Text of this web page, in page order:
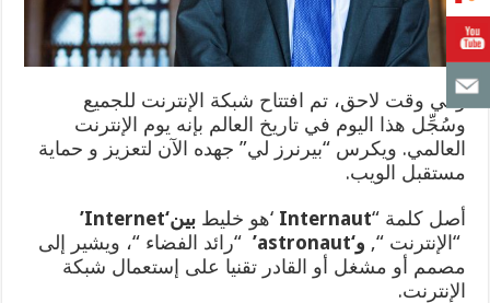
وفي وقت لاحق، تم افتتاح شبكة الإنترنت للجميع
وسُجِّل هذا اليوم في تاريخ العالم بإنه يوم الإنترنت
العالمي. ويكرس “بيرنرز لي” جهده الآن لتعزيز و حماية
مستقبل الويب.
أصل كلمة “Internaut ‘هو خليطبين‘Internet’
“الإنترنت “, و‘astronaut’
“رائد الفضاء “، ويشير إلى
مصمم أو مشغل أو القادر تقنيا على إستعمال شبكة
الإنترنت.